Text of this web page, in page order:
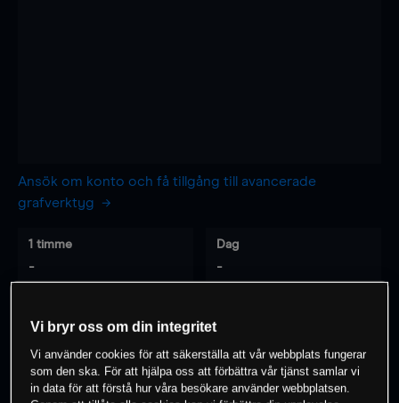
Ansök om konto och få tillgång till avancerade
grafverktyg
1 timme
-
Dag
-
7 dagar
Vi bryr oss om din integritet
Vi använder cookies för att säkerställa att vår webbplats fungerar
som den ska. För att hjälpa oss att förbättra vår tjänst samlar vi
in data för att förstå hur våra besökare använder webbplatsen.